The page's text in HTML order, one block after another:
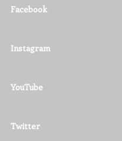
Facebook
Instagram
YouTube
Twitter